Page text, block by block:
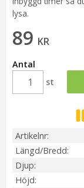
lysa.
89 KR
Antal
st
Artikelnr
Längd/Bredd
Djup
Höjd